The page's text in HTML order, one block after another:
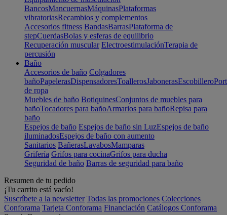
BancosMancuernasMáquinasPlataformas
vibratoriasRecambios y complementos
Accesorios fitness BandasBarrasPlataforma de
stepCuerdasBolas y esferas de equilibrio
Recuperación muscular ElectroestimulaciónTerapia de
percusión
Baño
Accesorios de baño Colgadores
bañoPapelerasDispensadoresToallerosJabonerasEscobillero
de ropa
Muebles de baño BotiquinesConjuntos de muebles para
bañoTocadores para bañoArmarios para bañoRepisa para
baño
Espejos de baño Espejos de baño sin LuzEspejos de baño
iluminadosEspejos de baño con aumento
Sanitarios BañerasLavabosMamparas
Grifería Grifos para cocinaGrifos para ducha
Seguridad de baño Barras de seguridad para baño
Resumen de tu pedido
¡Tu carrito está vacío!
Suscríbete a la newsletter Todas las promociones Colecciones
Conforama Tarjeta Conforama Financiación Catálogos Conforama